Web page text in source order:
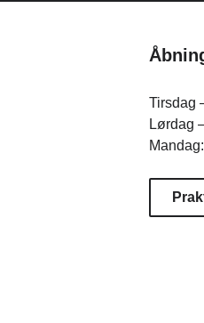
Tirsdag
Lørdag